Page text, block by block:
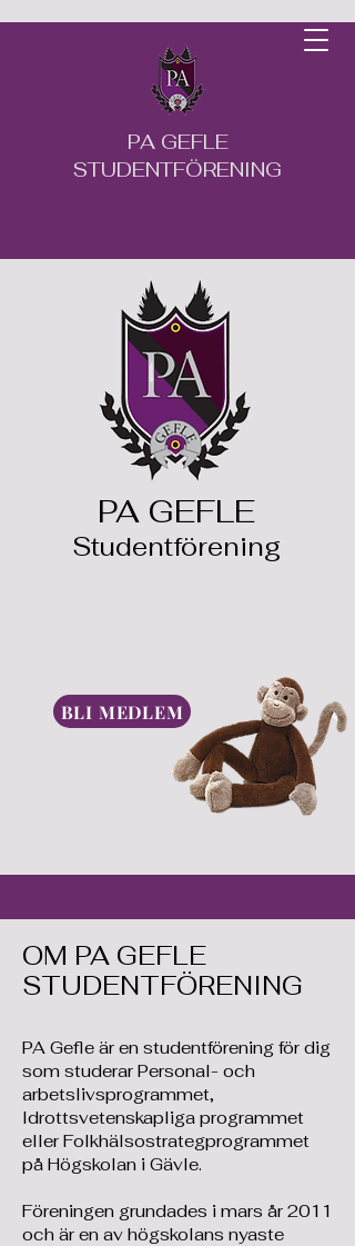
PA GEFLE
STUDENTFÖRENING
PA GEFLE
Studentförening
BLI MEDLEM
OM PA GEFLE
STUDENTFÖRENING
PA Gefle är en studentförening för dig
som studerar Personal- och
arbetslivsprogrammet,
Idrottsvetenskapliga programmet
eller Folkhälsostrategprogrammet
på Högskolan i Gävle.
Föreningen grundades i mars år 2011
och är en av högskolans nyaste